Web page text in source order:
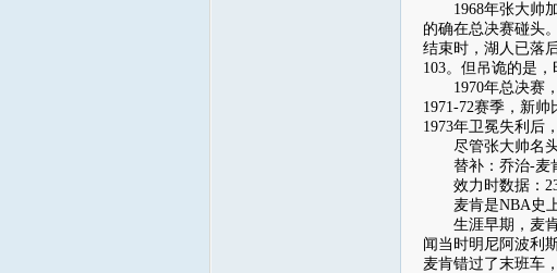
1968年张大帅加
的确在总决赛碰头
结束时，湖人已落
103。但吊诡的是
1970年总决赛，
1971-72赛季，新
1973年卫冕失利后
尽管张大帅名头
替补：乔治-麦肯
效力时数据：
麦肯是NBA史上
生涯早期，麦肯
闻当时明尼阿波利
麦肯错过了末班车